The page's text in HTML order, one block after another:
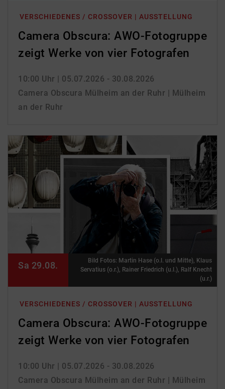
VERSCHIEDENES / CROSSOVER | AUSSTELLUNG
Camera Obscura: AWO-Fotogruppe
zeigt Werke von vier Fotografen
10:00 Uhr | 05.07.2026 - 30.08.2026
Camera Obscura Mülheim an der Ruhr | Mülheim
an der Ruhr
VERSCHIEDENES / CROSSOVER | AUSSTELLUNG
Camera Obscura: AWO-Fotogruppe
zeigt Werke von vier Fotografen
10:00 Uhr | 05.07.2026 - 30.08.2026
Camera Obscura Mülheim an der Ruhr | Mülheim
Sa 29.08.
Bild Fotos: Martin Hase (o.l. und Mitte), Klaus
Servatius (o.r.), Rainer Friedrich (u.l.), Ralf Knecht
(u.r.)